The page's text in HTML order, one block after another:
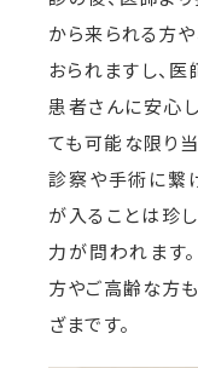
から来られる方
おられますし、
患者さんに安心
ても可能な限り
診察や手術に繋
が入ることは珍
力が問われます
方やご高齢な方
ざまです。